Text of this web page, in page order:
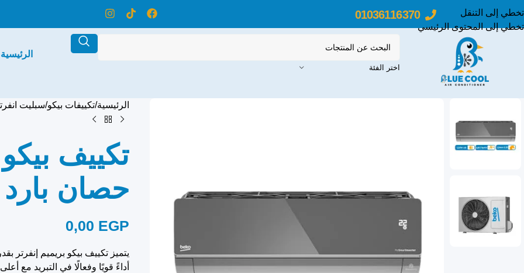
تخطي إلى التنقل
تخطي إلى المحتوى الرئيسي
01036116370
اختر الفئة
الرئيسية
الرئيسية تكييفات بيكو سبليت
حصان
0,00 EGP
أداءً قويًا وفعالًا في التبريد مع